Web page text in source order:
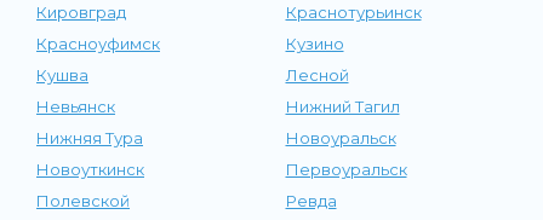
Кировград
Краснотурьинск
Красноуфимск
Кузино
Кушва
Лесной
Невьянск
Нижний Тагил
Нижняя Тура
Новоуральск
Новоуткинск
Первоуральск
Полевской
Ревда